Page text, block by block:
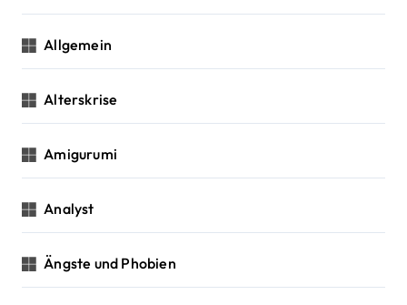
Allgemein
Alterskrise
Amigurumi
Analyst
Ängste und Phobien